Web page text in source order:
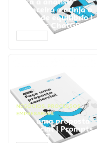
financeira e atinja o
ponto de equilíbrio |
Prompts ChatGPT
NEGÓCIOS, PROCESSOS
EMPRESARIAIS
Faça uma proposta
comercial | Prompts
ChatGPT